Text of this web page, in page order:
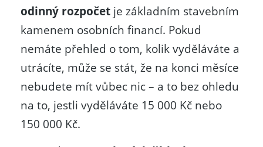
odinný rozpočet je základním stavebním
kamenem osobních financí. Pokud
nemáte přehled o tom, kolik vyděláváte a
utrácíte, může se stát, že na konci měsíce
nebudete mít vůbec nic – a to bez ohledu
na to, jestli vyděláváte 15 000 Kč nebo
150 000 Kč.